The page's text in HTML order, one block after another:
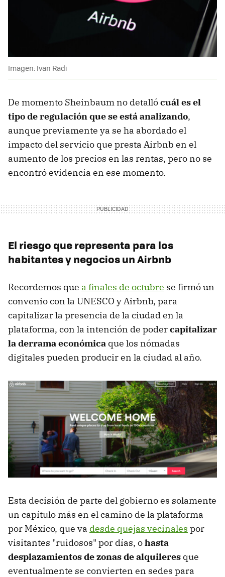
Imagen: Ivan Radi
De momento Sheinbaum no detallócuál es el
tipo de regulación que se está analizando,
aunque previamente ya se ha abordado el
impacto del servicio que presta Airbnb en el
aumento de los precios en las rentas, pero no se
encontró evidencia en ese momento.
El riesgo que representa para los
habitantes y negocios un Airbnb
Recordemos que a finales de octubre se firmó un
convenio con la UNESCO y Airbnb, para
capitalizar la presencia de la ciudad en la
plataforma, con la intención de podercapitalizar
la derrama económica que los nómadas
digitales pueden producir en la ciudad al año.
Esta decisión de parte del gobierno es solamente
un capítulo más en el camino de la plataforma
por México, que va desde quejas vecinales por
visitantes "ruidosos" por días, ohasta
desplazamientos de zonas de alquileres que
eventualmente se convierten en sedes para